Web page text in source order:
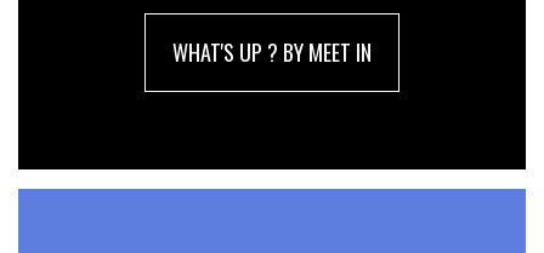
WHAT'S UP ? BY MEET IN